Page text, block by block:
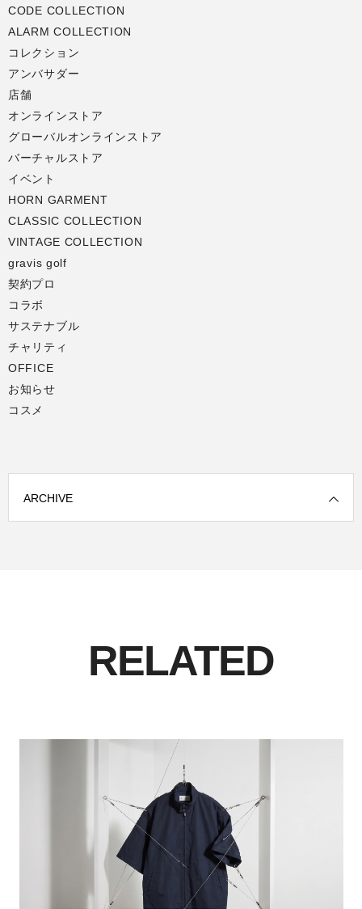
CODE COLLECTION
ALARM COLLECTION
コレクション
アンバサダー
店舗
オンラインストア
グローバルオンラインストア
バーチャルストア
イベント
HORN GARMENT
CLASSIC COLLECTION
VINTAGE COLLECTION
gravis golf
契約プロ
コラボ
サステナブル
チャリティ
OFFICE
お知らせ
コスメ
ARCHIVE
RELATED